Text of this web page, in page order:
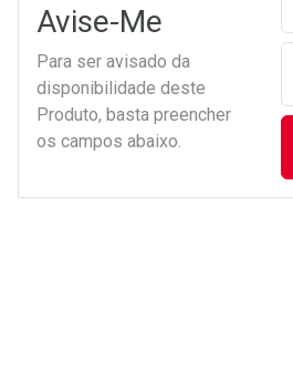
Avise-Me
Para ser avisado da
disponibilidade deste
Produto, basta preencher
os campos abaixo.